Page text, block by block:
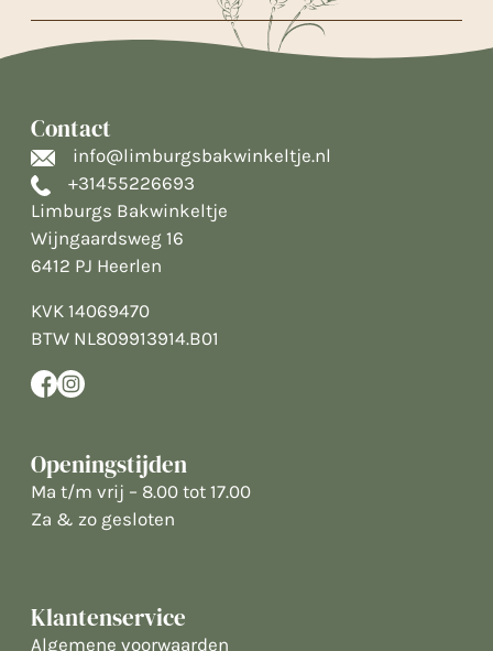
Contact
info@limburgsbakwinkeltje.nl
+31455226693
Limburgs Bakwinkeltje
Wijngaardsweg 16
6412 PJ Heerlen
KVK 14069470
BTW NL809913914.B01
Openingstijden
Ma t/m vrij – 8.00 tot 17.00
Za & zo gesloten
Klantenservice
Algemene voorwaarden